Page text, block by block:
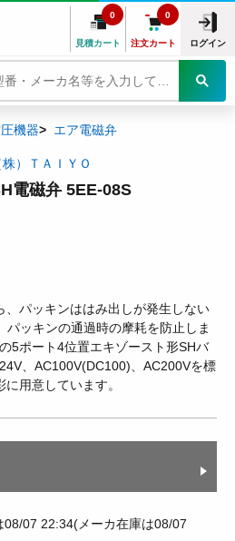
見積カート
0
注文カート
0
ログイン
機器 エア電磁弁
株）ＴＡＩＹＯ
電磁弁 5EE-08S
、パッキンははみ出しが発生しない
ッキンの通過時の摩耗を防止しま
5ポート4位置エキゾースト形SHバ
、AC100V(DC100)、AC200Vを標
用意しています。
07 22:34(メーカ在庫は08/07